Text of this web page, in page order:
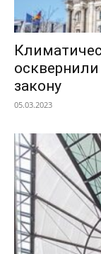
закону
05.03.2023